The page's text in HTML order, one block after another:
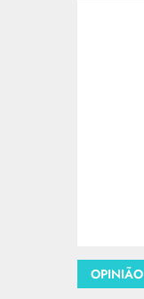
OPINIÃO